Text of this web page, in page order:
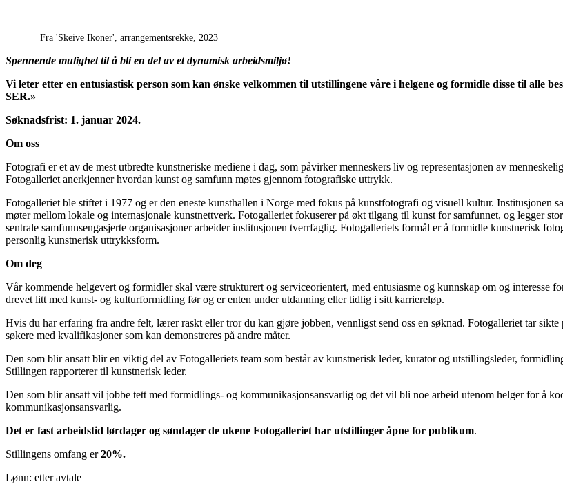
Fra 'Skeive Ikoner', arrangementsrekke, 2023
Spennende mulighet til å bli en del av et dynamisk arbeidsmiljø!
Vi leter etter en entusiastisk person som kan ønske velkommen til utstillingene våre i helgene og formidle disse til alle
SER.»
Søknadsfrist: 1. januar 2024.
Om oss
Fotografi er et av de mest utbredte kunstneriske mediene i dag, som påvirker menneskers liv og representasjonen av
Fotogalleriet anerkjenner hvordan kunst og samfunn møtes gjennom fotografiske uttrykk.
Fotogalleriet ble stiftet i 1977 og er den eneste kunsthallen i Norge med fokus på kunstfotografi og visuell kultur. Institusjonen
møter mellom lokale og internasjonale kunstnettverk. Fotogalleriet fokuserer på økt tilgang til kunst for samfunnet, og legger
sentrale samfunnsengasjerte organisasjoner arbeider institusjonen tverrfaglig. Fotogalleriets formål er å formidle kunstnerisk
personlig kunstnerisk uttrykksform.
Om deg
Vår kommende helgevert og formidler skal være strukturert og serviceorientert, med entusiasme og kunnskap om og interesse
drevet litt med kunst- og kulturformidling før og er enten under utdanning eller tidlig i sitt karriereløp.
Hvis du har erfaring fra andre felt, lærer raskt eller tror du kan gjøre jobben, vennligst send oss en søknad. Fotogalleriet tar
søkere med kvalifikasjoner som kan demonstreres på andre måter.
Den som blir ansatt blir en viktig del av Fotogalleriets team som består av kunstnerisk leder, kurator og utstillingsleder,
Stillingen rapporterer til kunstnerisk leder.
Den som blir ansatt vil jobbe tett med formidlings- og kommunikasjonsansvarlig og det vil bli noe arbeid utenom helger for å
kommunikasjonsansvarlig.
Det er fast arbeidstid lørdager og søndager de ukene Fotogalleriet har utstillinger åpne for publikum.
Stillingens omfang er20%.
Lønn: etter avtale